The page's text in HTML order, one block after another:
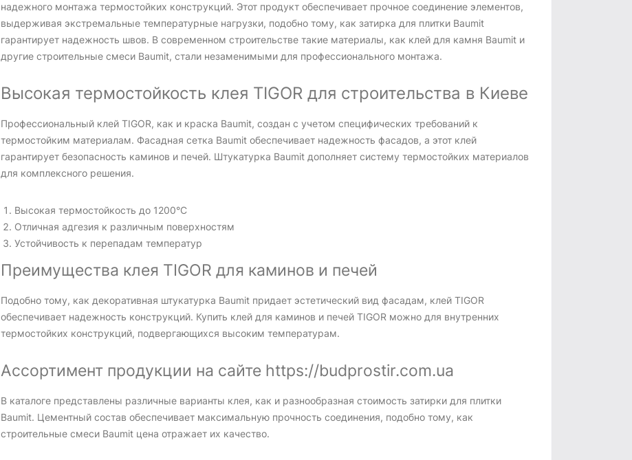
надежного монтажа термостойких конструкций. Этот продукт обеспечивает прочное соединение элементов,
выдерживая экстремальные температурные нагрузки, подобно тому, как затирка для плитки Baumit
гарантирует надежность швов. В современном строительстве такие материалы, как клей для камня Baumit и
другие строительные смеси Baumit, стали незаменимыми для профессионального монтажа.
Высокая термостойкость клея TIGOR для строительства в Киеве
Профессиональный клей TIGOR, как и краска Baumit, создан с учетом специфических требований к
термостойким материалам. Фасадная сетка Baumit обеспечивает надежность фасадов, а этот клей
гарантирует безопасность каминов и печей. Штукатурка Baumit дополняет систему термостойких материалов
для комплексного решения.
Высокая термостойкость до 1200°C
Отличная адгезия к различным поверхностям
Устойчивость к перепадам температур
Преимущества клея TIGOR для каминов и печей
Подобно тому, как декоративная штукатурка Baumit придает эстетический вид фасадам, клей TIGOR
обеспечивает надежность конструкций. Купить клей для каминов и печей TIGOR можно для внутренних
термостойких конструкций, подвергающихся высоким температурам.
Ассортимент продукции на сайте https://budprostir.com.ua
В каталоге представлены различные варианты клея, как и разнообразная стоимость затирки для плитки
Baumit. Цементный состав обеспечивает максимальную прочность соединения, подобно тому, как
строительные смеси Baumit цена отражает их качество.